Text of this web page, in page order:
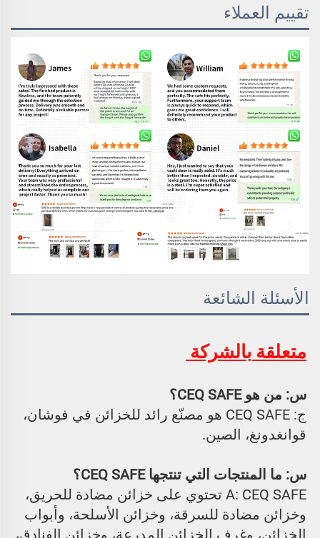
تقييم العملاء
الأسئلة الشائعة
متعلقة بالشركة
س: من هو CEQ SAFE؟
قوانغدونغ، الصين.
س: ما المنتجات التي تنتجها CEQ SAFE؟